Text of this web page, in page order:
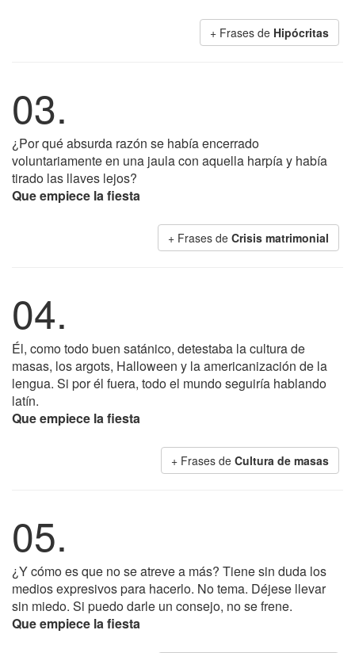
+ Frases de Hipócritas
03.
¿Por qué absurda razón se había encerrado
voluntariamente en una jaula con aquella harpía y había
tirado las llaves lejos?
Que empiece la fiesta
+ Frases de Crisis matrimonial
04.
Él, como todo buen satánico, detestaba la cultura de
masas, los argots, Halloween y la americanización de la
lengua. Si por él fuera, todo el mundo seguiría hablando
latín.
Que empiece la fiesta
+ Frases de Cultura de masas
05.
¿Y cómo es que no se atreve a más? Tiene sin duda los
medios expresivos para hacerlo. No tema. Déjese llevar
sin miedo. Si puedo darle un consejo, no se frene.
Que empiece la fiesta